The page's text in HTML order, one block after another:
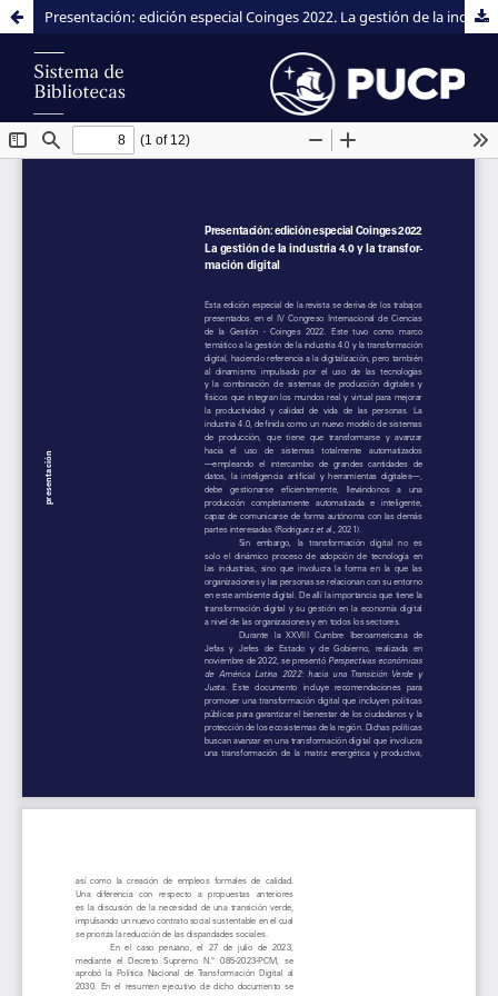
Presentación: edición especial Coinges 2022. La gestión de la industria 4.0 y la transformación digital